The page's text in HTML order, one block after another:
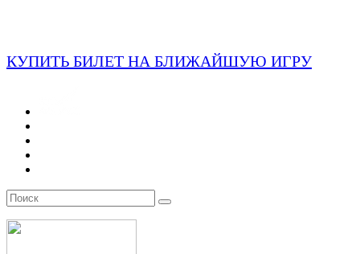
КУПИТЬ БИЛЕТ НА БЛИЖАЙШУЮ ИГРУ